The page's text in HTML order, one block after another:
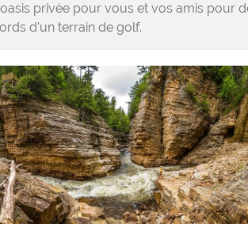
privée pour vous et vos amis
d'un terrain de golf.